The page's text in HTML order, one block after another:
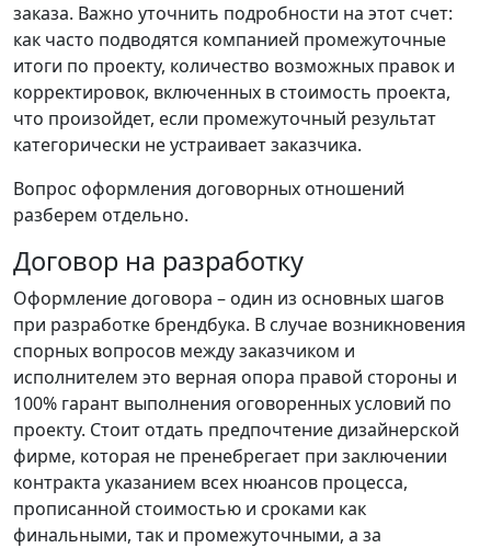
заказа. Важно уточнить подробности на этот счет:
как часто подводятся компанией промежуточные
итоги по проекту, количество возможных правок и
корректировок, включенных в стоимость проекта,
что произойдет, если промежуточный результат
категорически не устраивает заказчика.
Вопрос оформления договорных отношений
разберем отдельно.
Договор на разработку
Оформление договора – один из основных шагов
при разработке брендбука. В случае возникновения
спорных вопросов между заказчиком и
исполнителем это верная опора правой стороны и
100% гарант выполнения оговоренных условий по
проекту. Стоит отдать предпочтение дизайнерской
фирме, которая не пренебрегает при заключении
контракта указанием всех нюансов процесса,
прописанной стоимостью и сроками как
финальными, так и промежуточными, а за